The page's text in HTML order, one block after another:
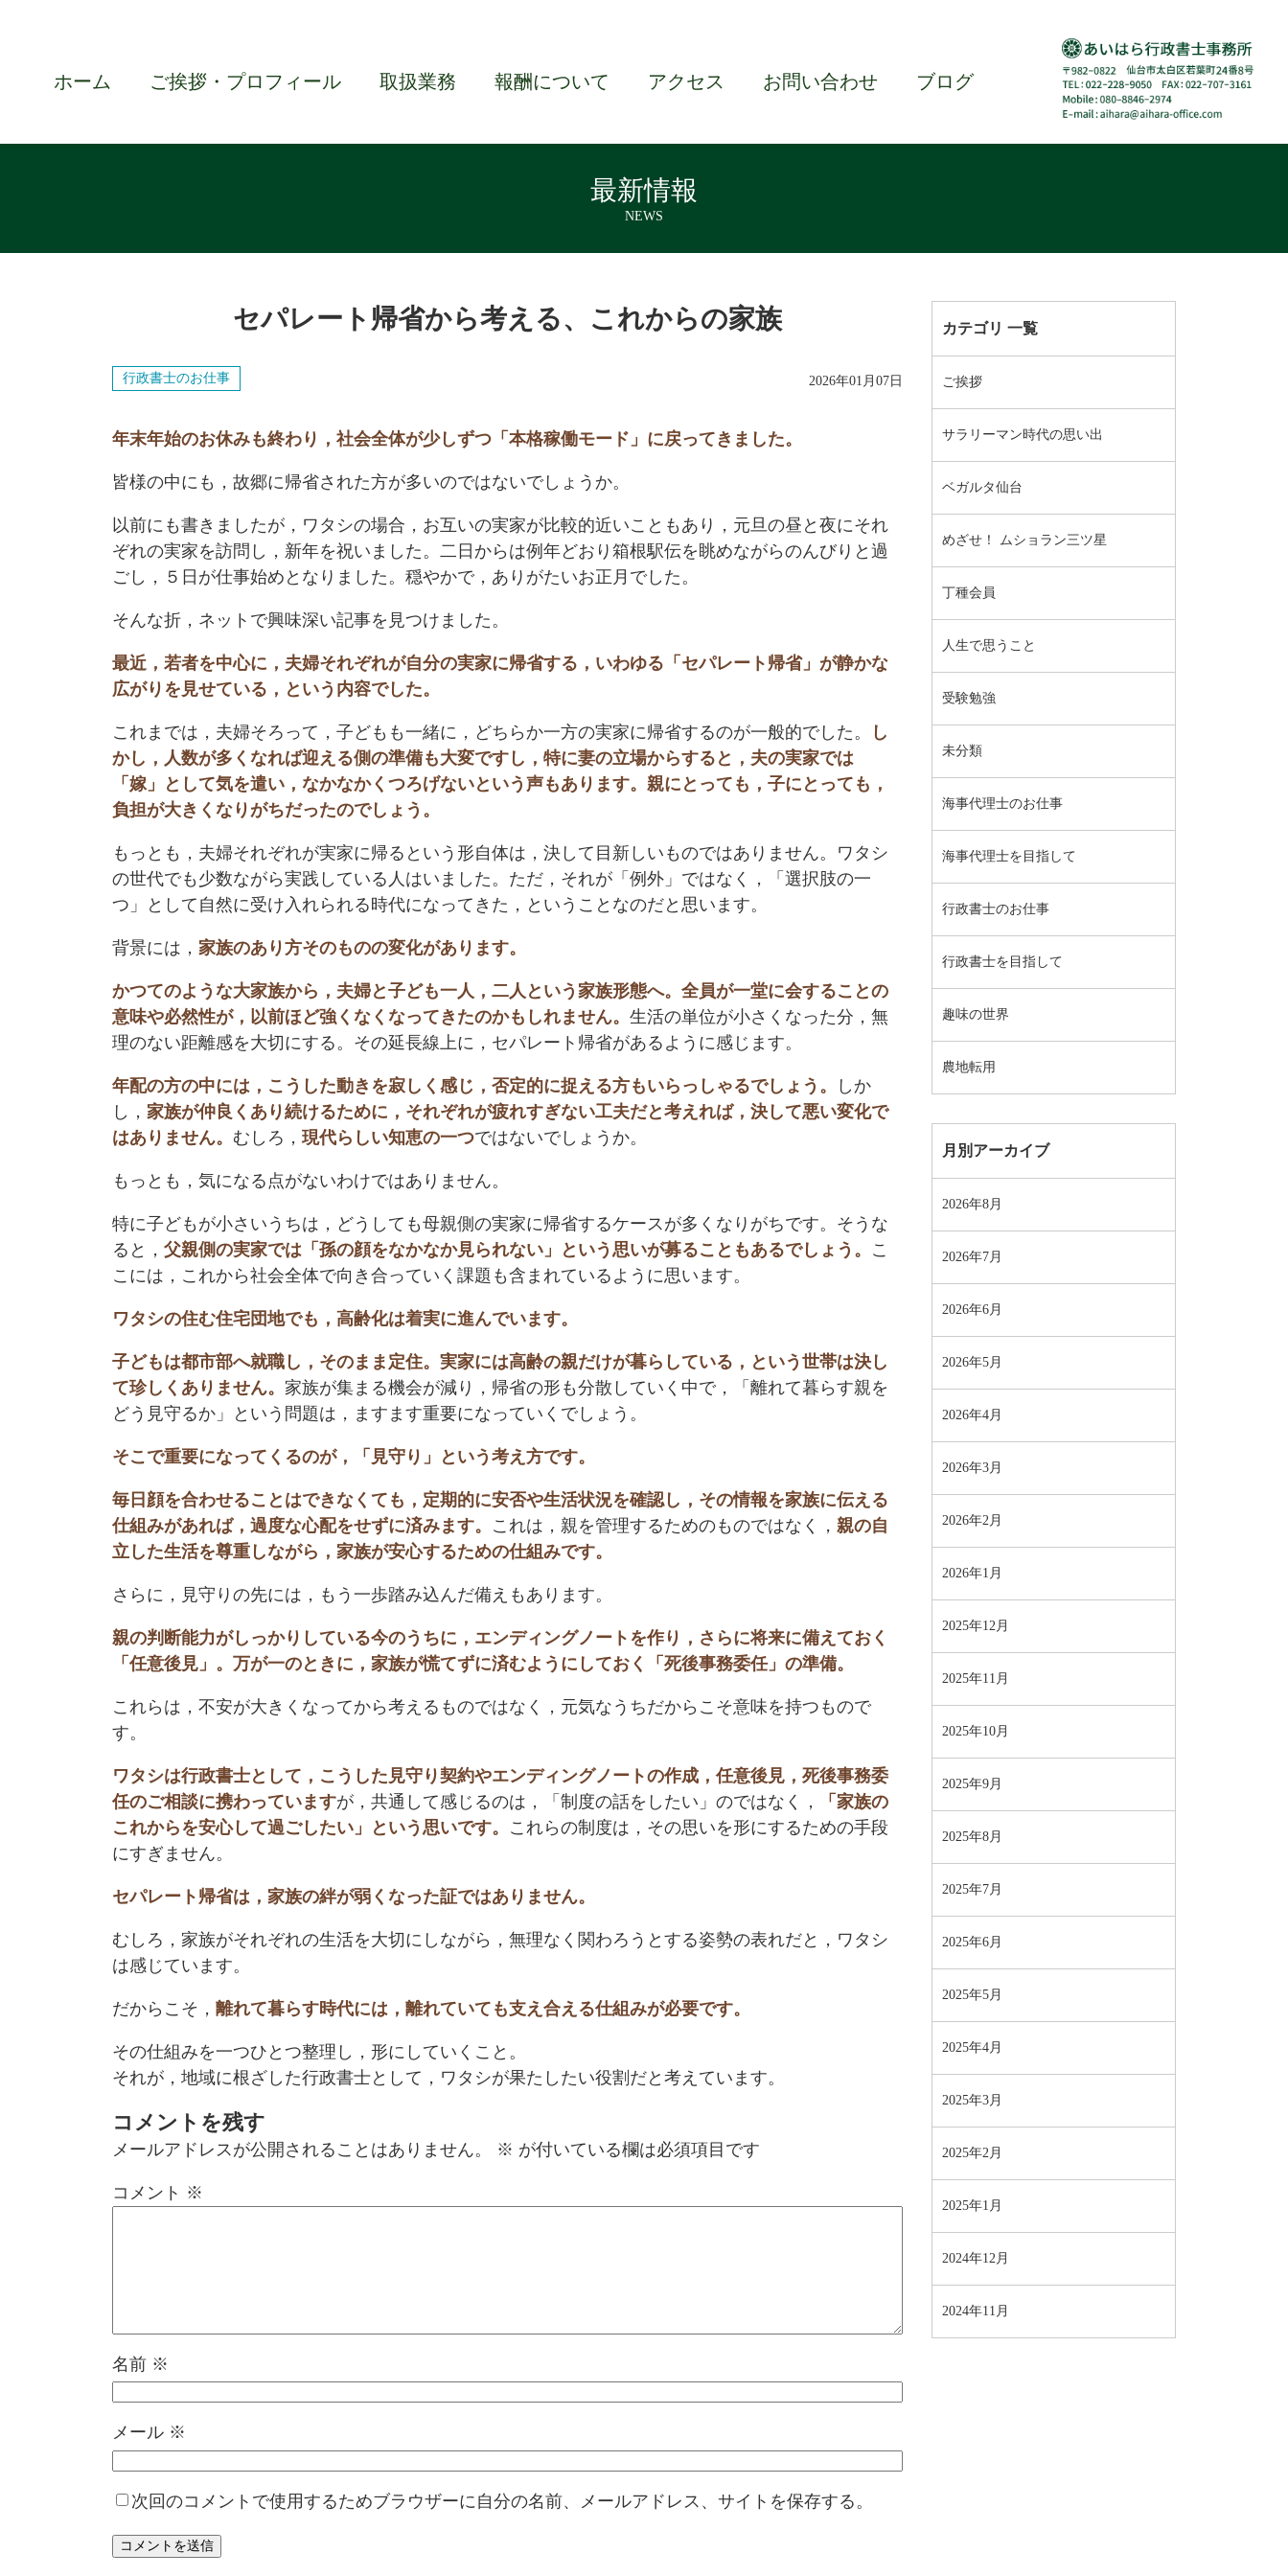
ホーム ご挨拶・プロフィール 取扱業務 報酬について アクセス お問い合わせ ブログ
最新情報
NEWS
セパレート帰省から考える、これからの家族
行政書士のお仕事 2026年01月07日
年末年始のお休みも終わり，社会全体が少しずつ「本格稼働モード」に戻ってきました。
皆様の中にも，故郷に帰省された方が多いのではないでしょうか。
以前にも書きましたが，ワタシの場合，お互いの実家が比較的近いこともあり，元旦の昼と夜にそれ
ぞれの実家を訪問し，新年を祝いました。二日からは例年どおり箱根駅伝を眺めながらのんびりと過
ごし，５日が仕事始めとなりました。穏やかで，ありがたいお正月でした。
そんな折，ネットで興味深い記事を見つけました。
最近，若者を中心に，夫婦それぞれが自分の実家に帰省する，いわゆる「セパレート帰省」が静かな
広がりを見せている，という内容でした。
これまでは，夫婦そろって，子どもも一緒に，どちらか一方の実家に帰省するのが一般的でした。
し
かし，人数が多くなれば迎える側の準備も大変ですし，特に妻の立場からすると，夫の実家では
「嫁」として気を遣い，なかなかくつろげないという声もあります。親にとっても，子にとっても，
負担が大きくなりがちだったのでしょう。
もっとも，夫婦それぞれが実家に帰るという形自体は，決して目新しいものではありません。ワタシ
の世代でも少数ながら実践している人はいました。ただ，それが「例外」ではなく，「選択肢の一
つ」として自然に受け入れられる時代になってきた，ということなのだと思います。
背景には， 家族のあり方そのものの変化があります。
かつてのような大家族から，夫婦と子ども一人，二人という家族形態へ。全員が一堂に会することの
意味や必然性が，以前ほど強くなくなってきたのかもしれません。 生活の単位が小さくなった分，無
理のない距離感を大切にする。その延長線上に，セパレート帰省があるように感じます。
年配の方の中には，こうした動きを寂しく感じ，否定的に捉える方もいらっしゃるでしょう。
しか
し， 家族が仲良くあり続けるために，それぞれが疲れすぎない工夫だと考えれば，決して悪い変化で
はありません。 むしろ， 現代らしい知恵の一つではないでしょうか。
もっとも，気になる点がないわけではありません。
特に子どもが小さいうちは，どうしても母親側の実家に帰省するケースが多くなりがちです。そうな
ると， 父親側の実家では「孫の顔をなかなか見られない」という思いが募ることもあるでしょう。 こ
こには，これから社会全体で向き合っていく課題も含まれているように思います。
ワタシの住む住宅団地でも，高齢化は着実に進んでいます。
子どもは都市部へ就職し，そのまま定住。実家には高齢の親だけが暮らしている，という世帯は決し
て珍しくありません。 家族が集まる機会が減り，帰省の形も分散していく中で，「離れて暮らす親を
どう見守るか」という問題は，ますます重要になっていくでしょう。
そこで重要になってくるのが，「見守り」という考え方です。
毎日顔を合わせることはできなくても，定期的に安否や生活状況を確認し，その情報を家族に伝える
仕組みがあれば，過度な心配をせずに済みます。 これは，親を管理するためのものではなく， 親の自
立した生活を尊重しながら，家族が安心するための仕組みです。
さらに，見守りの先には，もう一歩踏み込んだ備えもあります。
親の判断能力がしっかりしている今のうちに，エンディングノートを作り，さらに将来に備えておく
「任意後見」。万が一のときに，家族が慌てずに済むようにしておく「死後事務委任」の準備。
これらは，不安が大きくなってから考えるものではなく，元気なうちだからこそ意味を持つもので
す。
ワタシは行政書士として，こうした見守り契約やエンディングノートの作成，任意後見，死後事務委
任のご相談に携わっていますが，共通して感じるのは，「制度の話をしたい」のではなく，
「家族の
これからを安心して過ごしたい」という思いです。 これらの制度は，その思いを形にするための手段
にすぎません。
セパレート帰省は，家族の絆が弱くなった証ではありません。
むしろ，家族がそれぞれの生活を大切にしながら，無理なく関わろうとする姿勢の表れだと，ワタシ
は感じています。
だからこそ， 離れて暮らす時代には，離れていても支え合える仕組みが必要です。
その仕組みを一つひとつ整理し，形にしていくこと。
それが，地域に根ざした行政書士として，ワタシが果たしたい役割だと考えています。
コメントを残す
メールアドレスが公開されることはありません。 ※ が付いている欄は必須項目です
コメント ※
名前 ※
メール ※
次回のコメントで使用するためブラウザーに自分の名前、メールアドレス、サイトを保存する。
カテゴリ 一覧
ご挨拶
サラリーマン時代の思い出
ベガルタ仙台
めざせ！ ムショラン三ツ星
丁種会員
人生で思うこと
受験勉強
未分類
海事代理士のお仕事
海事代理士を目指して
行政書士のお仕事
行政書士を目指して
趣味の世界
農地転用
月別アーカイブ
2026年8月
2026年7月
2026年6月
2026年5月
2026年4月
2026年3月
2026年2月
2026年1月
2025年12月
2025年11月
2025年10月
2025年9月
2025年8月
2025年7月
2025年6月
2025年5月
2025年4月
2025年3月
2025年2月
2025年1月
2024年12月
2024年11月